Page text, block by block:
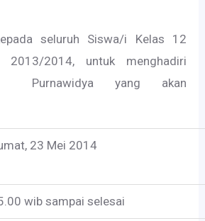
seluruh Siswa/i Kelas 12
2013/2014, untuk menghadiri
Purnawidya yang akan
23 Mei 2014
wib sampai selesai